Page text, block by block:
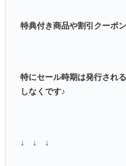
特典付き商品や割引クーポ
特にセール時期は発行され
しなくです♪
↓ ↓ ↓